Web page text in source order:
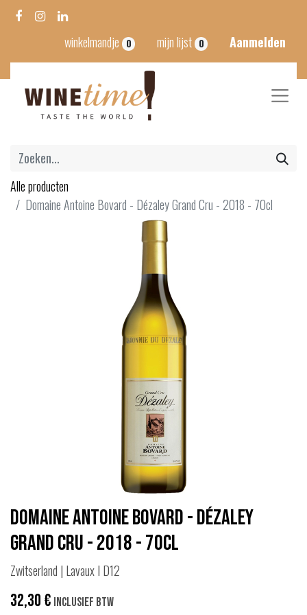
winkelmandje 0 mijn lijst 0 Aanmelden
Alle producten
Domaine Antoine Bovard - Dézaley Grand Cru - 2018 - 70cl
Domaine Antoine Bovard - Dézaley
Grand Cru - 2018 - 70cl
Zwitserland | Lavaux I D12
32,30€ Inclusief btw